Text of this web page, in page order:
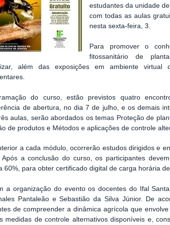
estudantes da unidade
com todas as aulas
nesta sexta-feira, 3.
Para promover o
fitossanitário de
além das exposições em ambiente
do curso, estão previstos quatro
de abertura, no dia 7 de julho, e os demais
aulas, serão abordados os temas Proteção de
de produtos e Métodos e aplicações de controle
a cada módulo, ocorrerão estudos dirigidos e
Após a conclusão do curso, os participantes
60%, para obter certificado digital de carga horária
a organização do evento os docentes do Ifal
Pantaleão e Sebastião da Silva Júnior. De
de compreender a dinâmica agrícola que
medidas de controle alternativos disponíveis e,